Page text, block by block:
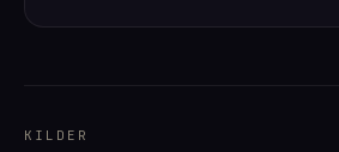
KILDER